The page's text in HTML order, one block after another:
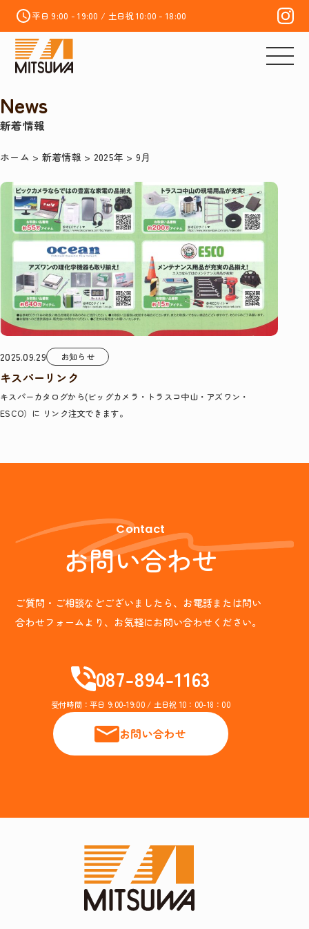
平日 9:00 - 19:00 / 土日祝 10:00 - 18:00
News
新着情報
ホーム > 新着情報 > 2025年 >9月
2025.09.29 お知らせ
キスパーリンク
キスパーカタログから(ビッグカメラ・トラスコ中山・アズワン・
ESCO）に リンク注文できます。
Contact
お問い合わせ
ご質問・ご相談などございましたら、お電話または問い
合わせフォームより、お気軽にお問い合わせください。
087-894-1163
受付時間：平日 9:00-19:00 / 土日祝 10：00-18：00
お問い合わせ